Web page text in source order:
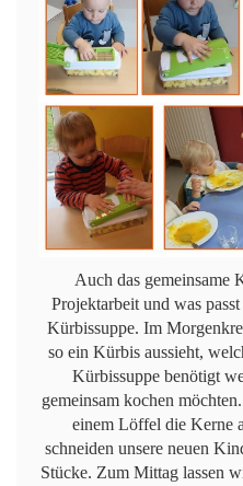
Auch das gemeinsame
Projektarbeit und was
Kürbissuppe. Im
so ein Kürbis aussieht,
Kürbissuppe benötigt
gemeinsam kochen
einem Löffel die Kerne
schneiden unsere neuen
Stücke. Zum Mittag lassen